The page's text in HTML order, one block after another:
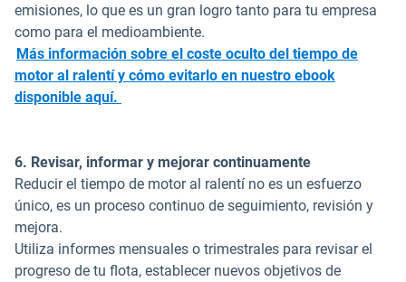
emisiones, lo que es un gran logro tanto para tu empresa
como para el medioambiente.
Más información sobre el coste oculto del tiempo de
motor al ralentí y cómo evitarlo en nuestro ebook
disponible aquí.
6. Revisar, informar y mejorar continuamente
Reducir el tiempo de motor al ralentí no es un esfuerzo
único, es un proceso continuo de seguimiento, revisión y
mejora.
Utiliza informes mensuales o trimestrales para revisar el
progreso de tu flota, establecer nuevos objetivos de